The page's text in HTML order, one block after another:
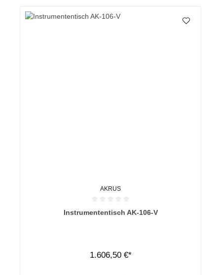
AKRUS
Durchschnittliche Bewertung von 0 von 5 Sternen
Instrumententisch AK-106-V
1.606,50 €*